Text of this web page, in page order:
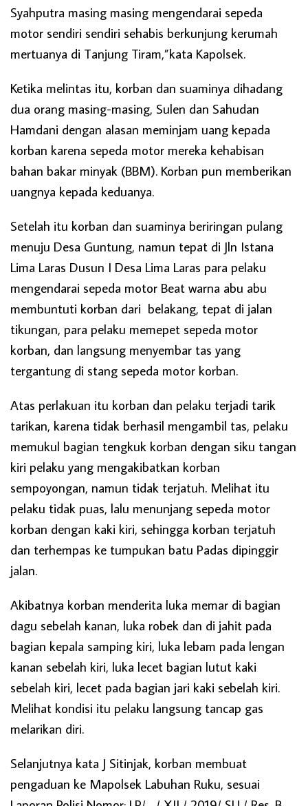
Syahputra masing masing mengendarai sepeda
motor sendiri sendiri sehabis berkunjung kerumah
mertuanya di Tanjung Tiram,”kata Kapolsek.
Ketika melintas itu, korban dan suaminya dihadang
dua orang masing-masing, Sulen dan Sahudan
Hamdani dengan alasan meminjam uang kepada
korban karena sepeda motor mereka kehabisan
bahan bakar minyak (BBM). Korban pun memberikan
uangnya kepada keduanya.
Setelah itu korban dan suaminya beriringan pulang
menuju Desa Guntung, namun tepat di Jln Istana
Lima Laras Dusun I Desa Lima Laras para pelaku
mengendarai sepeda motor Beat warna abu abu
membuntuti korban dari belakang, tepat di jalan
tikungan, para pelaku memepet sepeda motor
korban, dan langsung menyembar tas yang
tergantung di stang sepeda motor korban.
Atas perlakuan itu korban dan pelaku terjadi tarik
tarikan, karena tidak berhasil mengambil tas, pelaku
memukul bagian tengkuk korban dengan siku tangan
kiri pelaku yang mengakibatkan korban
sempoyongan, namun tidak terjatuh. Melihat itu
pelaku tidak puas, lalu menunjang sepeda motor
korban dengan kaki kiri, sehingga korban terjatuh
dan terhempas ke tumpukan batu Padas dipinggir
jalan.
Akibatnya korban menderita luka memar di bagian
dagu sebelah kanan, luka robek dan di jahit pada
bagian kepala samping kiri, luka lebam pada lengan
kanan sebelah kiri, luka lecet bagian lutut kaki
sebelah kiri, lecet pada bagian jari kaki sebelah kiri.
Melihat kondisi itu pelaku langsung tancap gas
melarikan diri.
Selanjutnya kata J Sitinjak, korban membuat
pengaduan ke Mapolsek Labuhan Ruku, sesuai